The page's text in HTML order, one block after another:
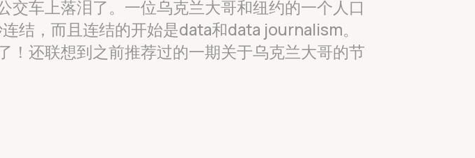
交车上落泪了。一位乌克兰大哥和纽约的一个人口
结，而且连结的开始是data和data journalism。
！还联想到之前推荐过的一期关于乌克兰大哥的节